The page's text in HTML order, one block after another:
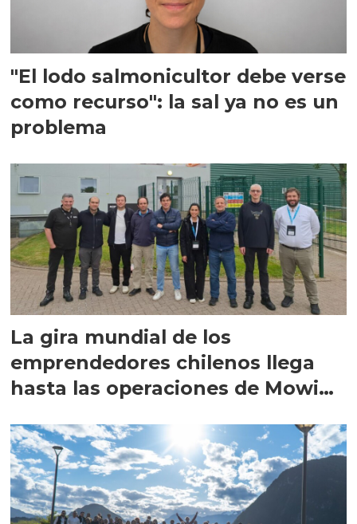
"El lodo salmonicultor debe verse
como recurso": la sal ya no es un
problema
La gira mundial de los
emprendedores chilenos llega
hasta las operaciones de Mowi